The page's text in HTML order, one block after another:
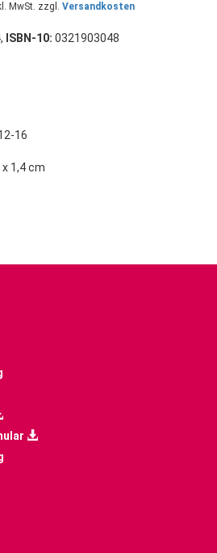
MwSt. zzgl. Versandkosten
ISBN-10: 0321903048
16
1,4 cm